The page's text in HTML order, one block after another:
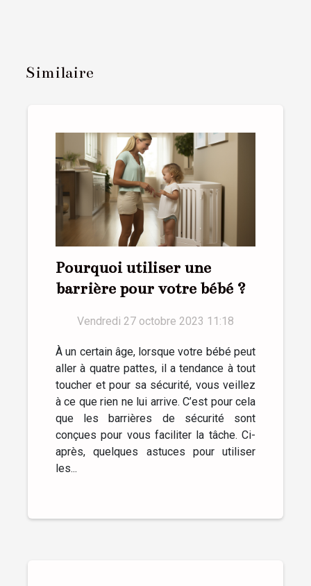
Similaire
Pourquoi utiliser une
barrière pour votre bébé ?
Vendredi 27 octobre 2023 11:18
À un certain âge, lorsque votre bébé peut
aller à quatre pattes, il a tendance à tout
toucher et pour sa sécurité, vous veillez
à ce que rien ne lui arrive. C’est pour cela
que les barrières de sécurité sont
conçues pour vous faciliter la tâche. Ci-
après, quelques astuces pour utiliser
les...